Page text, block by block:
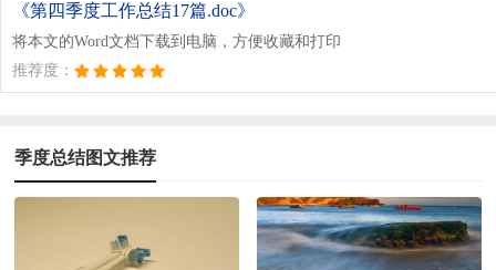
《第四季度工作总结17篇.doc》
将本文的Word文档下载到电脑，方便收藏和打印
推荐度：
季度总结图文推荐